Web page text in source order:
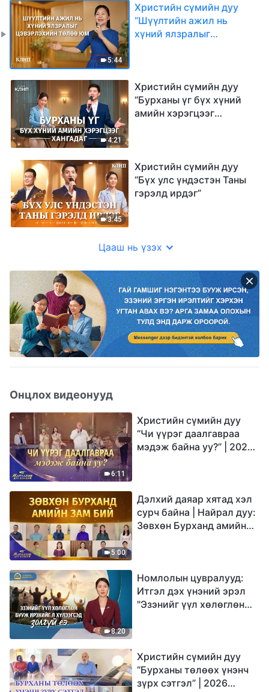
5:44
Христийн сүмийн дуу
“Шүүлтийн ажил нь
хүний ялзралыг
4:21
Христийн сүмийн дуу
“Бурханы үг бүх хүний
амийн хэрэгцээг
3:45
Христийн сүмийн дуу
“Бүх улс үндэстэн Таны
гэрэлд ирдэг”
Цааш нь үзэх
Онцлох видеонууд
6:11
Христийн сүмийн дуу
“Чи үүрэг даалгавраа
мэдэж байна уу?” | 2026
5:00
Дэлхий даяар хятад хэл
сурч байна | Найрал дуу:
Зөвхөн Бурханд амийн
8:20
Номлолын цувралууд:
Итгэл дэх үнэний эрэл
"Эзэнийг үүл хөлөглөн
Христийн сүмийн дуу
“Бурханы төлөөх үнэнч
зүрх сэтгэл” | 2026